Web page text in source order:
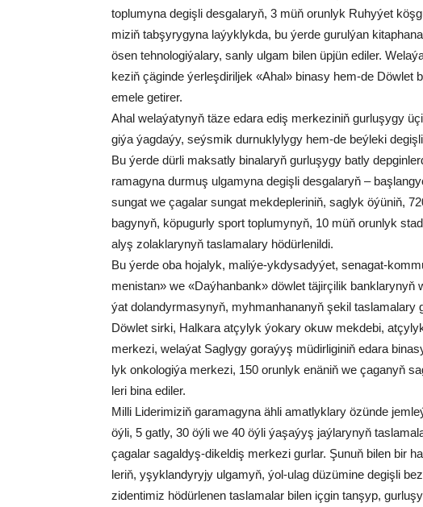
top­lu­my­na de­giş­li des­ga­la­ryň, 3 müň orun­lyk Ru­hy­ýet
mi­ziň tab­şy­ry­gy­na la­ýyk­lyk­da, bu ýer­de gu­rul­ýan
ösen teh­no­lo­gi­ýa­la­ry, san­ly ul­gam bi­len üp­jün edi­ler.
ke­ziň çä­gin­de ýer­leş­di­ril­jek «Ahal» bi­na­sy hem-de Döw­let
eme­le ge­ti­rer.
Ahal we­la­ýa­ty­nyň tä­ze eda­ra ediş mer­ke­zi­niň gur­lu­şy­gy
gi­ýa ýag­da­ýy, seýs­mik dur­nuk­ly­ly­gy hem-de beý­le­ki
Bu ýer­de dür­li mak­sat­ly bi­na­la­ryň gur­lu­şy­gy bat­ly
ra­ma­gy­na dur­muş ul­ga­my­na de­giş­li des­ga­la­ryň –
sun­gat we ça­ga­lar sun­gat mek­dep­le­ri­niň, sag­lyk öýü­niň,
ba­gy­nyň, kö­pu­gur­ly sport top­lu­my­nyň, 10 müň orun­lyk
alyş zo­lak­la­ry­nyň tas­la­ma­la­ry hö­dür­le­nil­di.
Bu ýer­de oba ho­ja­lyk, ma­li­ýe-yk­dy­sa­dy­ýet, se­na­gat-
me­nis­tan» we «Daý­han­bank» döw­let tä­jir­çi­lik
ýat do­lan­dyr­ma­sy­nyň, myh­man­ha­na­nyň şe­kil
Döw­let sir­ki, Hal­ka­ra at­çy­lyk ýo­ka­ry okuw mek­de­bi,
mer­ke­zi, we­la­ýat Sag­ly­gy go­ra­ýyş mü­dir­li­gi­niň eda­ra
lyk on­ko­lo­gi­ýa mer­ke­zi, 150 orun­lyk enä­niň we ça­ga­nyň
le­ri bi­na edi­ler.
Mil­li Li­de­ri­mi­ziň ga­ra­ma­gy­na äh­li amat­lyk­la­ry özün­de
öý­li, 5 gat­ly, 30 öý­li we 40 öý­li ýa­şa­ýyş jaý­la­ry­nyň
ça­ga­lar sa­gal­dyş-di­kel­diş mer­ke­zi gur­lar. Şu­nuň bi­len bir
le­riň, yşyk­lan­dy­ry­jy ul­ga­myň, ýol-ulag dü­zü­mi­ne de­giş­li
zi­den­ti­miz hö­dür­le­nen tas­la­ma­lar bi­len iç­gin tan­şyp,